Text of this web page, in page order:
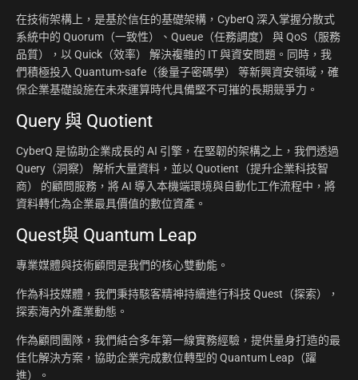
在技術架構上，是基於信任的基礎架構，CyberQ 深入掌握分散式
系統中的 Quorum（一致性）、Queue（任務調度） 與 QoS（服務
品質），以 Quick（效率） 解決複雜的 IT 與資安問題。同時，我
們積極投入 Quantum-safe（後量子密碼學） 等新興資安領域，確
保企業基礎設施在未來運算時代具備堅不可摧的長期競爭力。
Query 與 Quotient
CyberQ 是協助企業成長的 AI 引擎，在堅韌的架構之上，我們透過
Query（洞察） 解析大量資料，並以 Quotient（提升企業科技智
商） 的顧問服務，將 AI 導入本機端環境與自動化工作流程中，將
資料轉化為企業最具價值的數位資產。
Quest與 Quantum Leap
專業媒體與技術顧問是我們的核心雙動能。
作為科技媒體，我們秉持駭客精神持續進行科技 Quest（探索），
探索海內外產業動態。
作為顧問團隊，我們結合多年第一線實務經驗，提供量身打造的最
佳化解決方案，協助企業完成數位轉型的 Quantum Leap（躍
進）。